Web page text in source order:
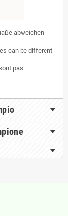
abweichen
can be different
pas